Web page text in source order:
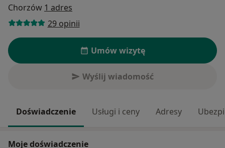
Chorzów 1 adres
29 opinii
Umów wizytę
Wyślij wiadomość
Doświadczenie Usługi i ceny Adresy
Moje doświadczenie